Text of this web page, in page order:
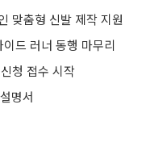
맞춤형 신발 제작 지원
이드 러너 동행 마무리
청 접수 시작
명서